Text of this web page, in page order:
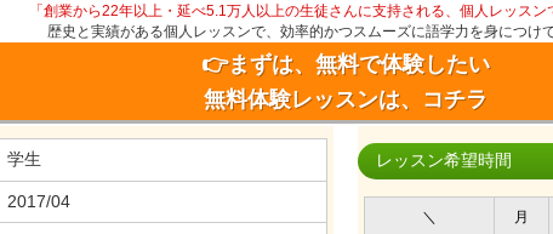
「創業から22年以上・延べ5.1万人以上の生徒さんに支持される、個人レッスン
歴史と実績がある個人レッスンで、効率的かつスムーズに語学力を身につけ
👉まずは、無料で体験したい
無料体験レッスンは、コチラ
学生
2017/04
レッスン希望時間
＼ 月